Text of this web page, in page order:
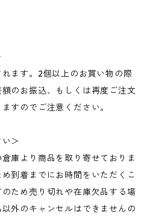
ます。2個以上のお買い物の際
のお振込、もしくは再度ご注文
すのでご注意ください。
＞
庫より商品を取り寄せておりま
到着までにお時間をいただくこ
ため売り切れや在庫欠品する場
外のキャンセルはできませんの